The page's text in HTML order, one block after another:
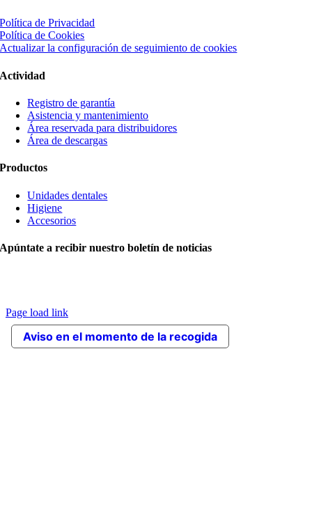
Política de Privacidad
Política de Cookies
Actualizar la configuración de seguimiento de cookies
Actividad
Registro de garantía
Asistencia y mantenimiento
Área reservada para distribuidores
Área de descargas
Productos
Unidades dentales
Higiene
Accesorios
Apúntate a recibir nuestro boletín de noticias
Page load link
Ir
Arriba
Aviso en el momento de la recogida